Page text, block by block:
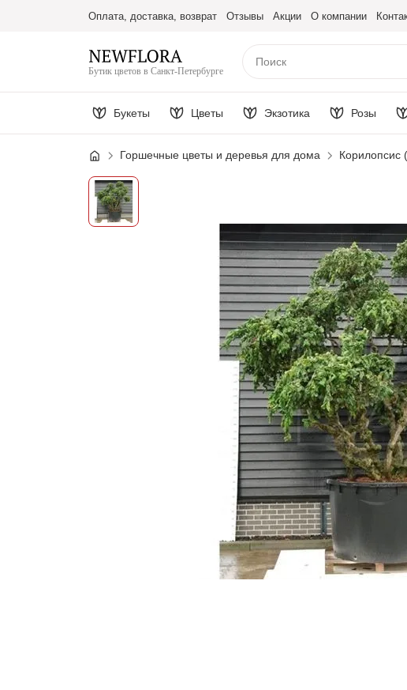
Оплата, доставка, возврат Отзывы Акции О компании
Бутик цветов в Санкт-Петербурге
Букеты Цветы Экзотика Розы
Горшечные цветы и деревья для дома Корилопсис